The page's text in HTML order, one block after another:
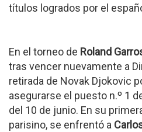
títulos logrados por el
En el torneo de Roland
tras vencer nuevamente a
retirada de Novak Djokovic
asegurarse el puesto n.º 1
del 10 de junio. En su
parisino, se enfrentó a